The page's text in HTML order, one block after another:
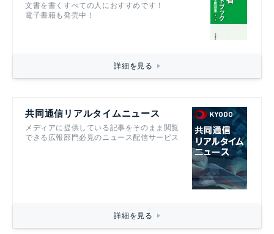
文書を書くすべての人におすすめです！
電子書籍も発売中！
詳細を見る
共同通信リアルタイムニュース
メディアに提供している記事をそのまま閲覧
できる広報部門必見のニュース配信サービス
詳細を見る